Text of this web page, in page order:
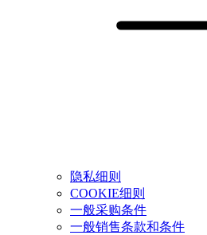
隐私细则
COOKIE细则
一般采购条件
一般销售条款和条件